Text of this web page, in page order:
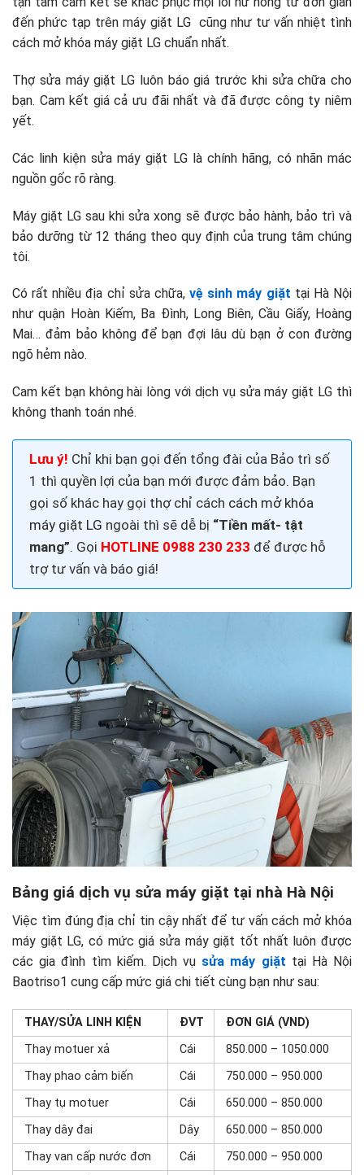
đến phức tạp trên máy giặt LG cũng như tư vấn nhiệt tình
cách mở khóa máy giặt LG chuẩn nhất.
Thợ sửa máy giặt LG luôn báo giá trước khi sửa chữa cho
bạn. Cam kết giá cả ưu đãi nhất và đã được công ty niêm
yết.
Các linh kiện sửa máy giặt LG là chính hãng, có nhãn mác
nguồn gốc rõ ràng.
Máy giặt LG sau khi sửa xong sẽ được bảo hành, bảo trì và
bảo dưỡng từ 12 tháng theo quy định của trung tâm chúng
tôi.
Có rất nhiều địa chỉ sửa chữa,vệ sinh máy giặt tại Hà Nội
như quận Hoàn Kiếm, Ba Đình, Long Biên, Cầu Giấy, Hoàng
Mai… đảm bảo không để bạn đợi lâu dù bạn ở con đường
ngõ hẻm nào.
Cam kết bạn không hài lòng với dịch vụ sửa máy giặt LG thì
không thanh toán nhé.
Lưu ý! Chỉ khi bạn gọi đến tổng đài của Bảo trì số
1 thì quyền lợi của bạn mới được đảm bảo. Bạn
gọi số khác hay gọi thợ chỉ cách cách mở khóa
máy giặt LG ngoài thì sẽ dễ bị “Tiền mất- tật
mang”. Gọi HOTLINE 0988 230 233 để được hỗ
trợ tư vấn và báo giá!
Bảng giá dịch vụ sửa máy giặt tại nhà Hà Nội
Việc tìm đúng địa chỉ tin cậy nhất để tư vấn cách mở khóa
máy giặt LG, có mức giá sửa máy giặt tốt nhất luôn được
các gia đình tìm kiếm. Dịch vụ sửa máy giặt tại Hà Nội
Baotriso1 cung cấp mức giá chi tiết cùng bạn như sau:
THAY/SỬA LINH KIỆN ĐVT
ĐƠN GIÁ (VND)
Thay motuer xả
Cái
850.000 – 1050.000
Thay phao cảm biến
Cái
750.000 – 950.000
Thay tụ motuer
Cái
650.000 – 850.000
Thay dây đai
Dây
650.000 – 850.000
Thay van cấp nước đơn
Cái
750.000 – 950.000